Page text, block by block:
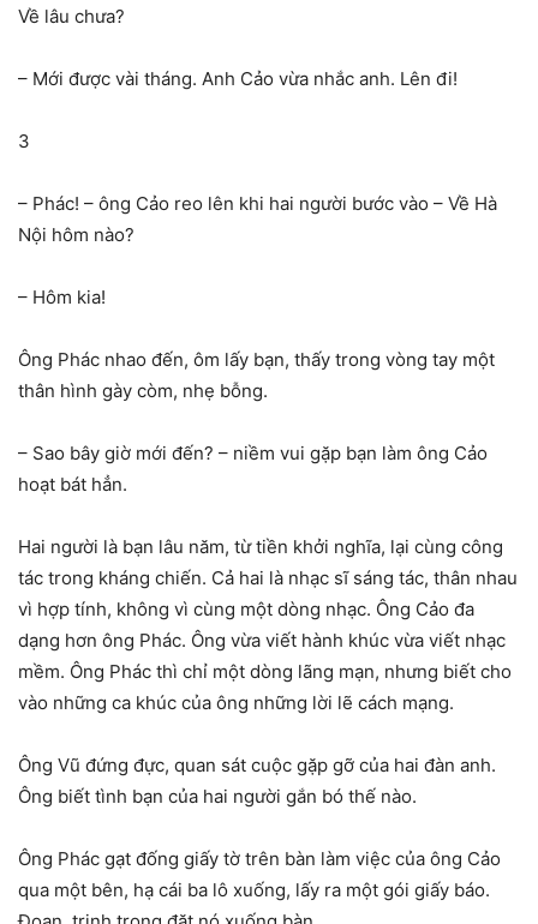
Về lâu chưa?
– Mới được vài tháng. Anh Cảo vừa nhắc anh. Lên đi!
3
– Phác! – ông Cảo reo lên khi hai người bước vào – Về Hà
Nội hôm nào?
– Hôm kia!
Ông Phác nhao đến, ôm lấy bạn, thấy trong vòng tay một
thân hình gày còm, nhẹ bỗng.
– Sao bây giờ mới đến? – niềm vui gặp bạn làm ông Cảo
hoạt bát hẳn.
Hai người là bạn lâu năm, từ tiền khởi nghĩa, lại cùng công
tác trong kháng chiến. Cả hai là nhạc sĩ sáng tác, thân nhau
vì hợp tính, không vì cùng một dòng nhạc. Ông Cảo đa
dạng hơn ông Phác. Ông vừa viết hành khúc vừa viết nhạc
mềm. Ông Phác thì chỉ một dòng lãng mạn, nhưng biết cho
vào những ca khúc của ông những lời lẽ cách mạng.
Ông Vũ đứng đực, quan sát cuộc gặp gỡ của hai đàn anh.
Ông biết tình bạn của hai người gắn bó thế nào.
Ông Phác gạt đống giấy tờ trên bàn làm việc của ông Cảo
qua một bên, hạ cái ba lô xuống, lấy ra một gói giấy báo.